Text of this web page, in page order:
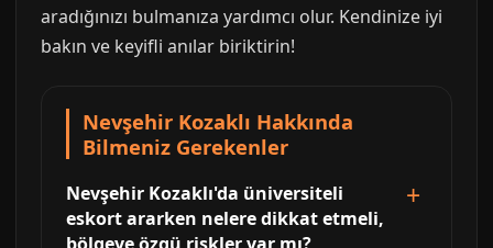
aradığınızı bulmanıza yardımcı olur. Kendinize iyi
bakın ve keyifli anılar biriktirin!
Nevşehir Kozaklı Hakkında
Bilmeniz Gerekenler
Nevşehir Kozaklı'da üniversiteli
eskort ararken nelere dikkat etmeli,